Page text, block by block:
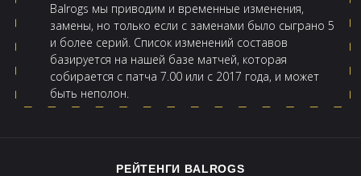
Balrogs мы приводим и временные изменения,
замены, но только если с заменами было сыграно 5
и более серий. Список изменений составов
базируется на нашей базе матчей, которая
собирается с патча 7.00 или с 2017 года, и может
быть неполон.
РЕЙТЕНГИ BALROGS